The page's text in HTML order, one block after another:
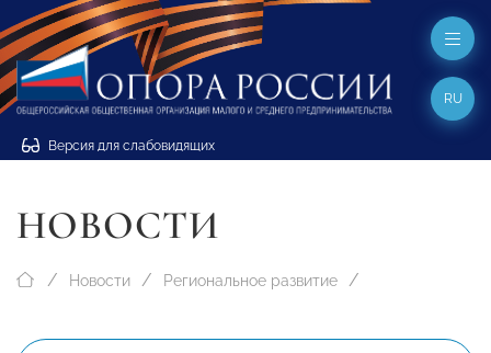
Версия для слабовидящих
RU
НОВОСТИ
Новости Региональное развитие